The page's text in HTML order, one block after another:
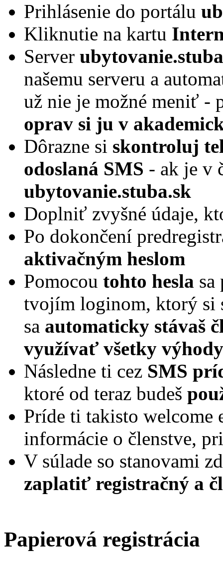
Prihlásenie do portálu
Kliknutie na kartu
Server
našemu serveru a
už nie je možné meniť -
oprav si ju v
Dôrazne si skontroluj
odoslaná SMS - ak je v
ubytovanie.stuba.sk
Doplniť zvyšné údaje,
Po dokončení
aktivačným heslom
Pomocou tohto hesla
tvojím loginom, ktorý si
sa automaticky stávaš
využívať všetky
Následne ti cez SMS
ktoré od teraz budeš
Príde ti takisto welcome
informácie o členstve,
V súlade so stanovami
zaplatiť registračný a
Papierová registrácia